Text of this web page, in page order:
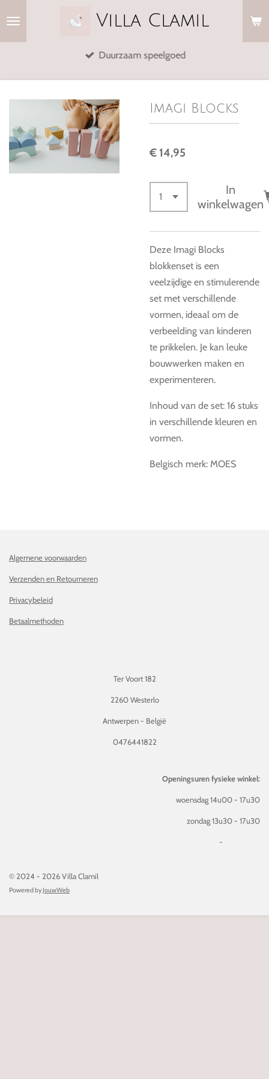
hoofdinhoud
Villa Clamil
Duurzaam speelgoed
Imagi Blocks
€ 14,95
In
winkelwagen
Deze Imagi Blocks
blokkenset is een
veelzijdige en stimulerende
set met verschillende
vormen, ideaal om de
verbeelding van kinderen
te prikkelen. Je kan leuke
bouwwerken maken en
experimenteren.
Inhoud van de set: 16 stuks
in verschillende kleuren en
vormen.
Belgisch merk: MOES
Algemene voorwaarden
Verzenden en Retourneren
Privacybeleid
Betaalmethoden
Ter Voort 182
2260 Westerlo
Antwerpen - België
0476441822
Openingsuren fysieke winkel:
woensdag 14u00 - 17u30
zondag 13u30 - 17u30
-
© 2024 - 2026 Villa Clamil
Powered by JouwWeb